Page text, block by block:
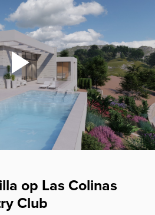
op Las Colinas
Club